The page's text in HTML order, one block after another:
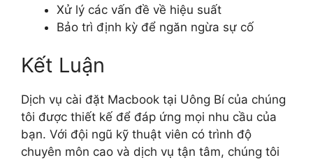
Xử lý các vấn đề về hiệu suất
Bảo trì định kỳ để ngăn ngừa sự cố
Kết Luận
Dịch vụ cài đặt Macbook tại Uông Bí của chúng
tôi được thiết kế để đáp ứng mọi nhu cầu của
bạn. Với đội ngũ kỹ thuật viên có trình độ
chuyên môn cao và dịch vụ tận tâm, chúng tôi